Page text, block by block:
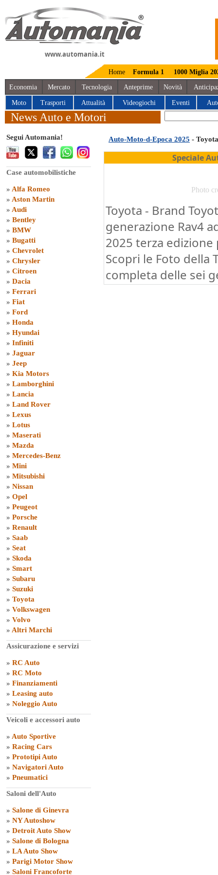
www.automania.it
Home Formula 1 1000 Miglia
Economia Mercato Tecnologia Anteprime Novità
Moto Trasporti Attualità Videogiochi Eventi
News Auto e Motori
Segui Automania!
Case automobilistiche
» Alfa Romeo
» Aston Martin
» Audi
» Bentley
» BMW
» Bugatti
» Chevrolet
» Chrysler
» Citroen
» Dacia
» Ferrari
» Fiat
» Ford
» Honda
» Hyundai
» Infiniti
» Jaguar
» Jeep
» Kia Motors
» Lamborghini
» Lancia
» Land Rover
» Lexus
» Lotus
» Maserati
» Mazda
» Mercedes-Benz
» Mini
» Mitsubishi
» Nissan
» Opel
» Peugeot
» Porsche
» Renault
» Saab
» Seat
» Skoda
» Smart
» Subaru
» Suzuki
» Toyota
» Volkswagen
» Volvo
» Altri Marchi
Assicurazione e servizi
» RC Auto
» RC Moto
» Finanziamenti
» Leasing auto
» Noleggio Auto
Veicoli e accessori auto
» Auto Sportive
» Racing Cars
» Prototipi Auto
» Navigatori Auto
» Pneumatici
Saloni dell'Auto
» Salone di Ginevra
» NY Autoshow
» Detroit Auto Show
» Salone di Bologna
» LA Auto Show
» Parigi Motor Show
» Saloni Francoforte
Auto-Moto-d-Epoca 2025 - Toyota
Speciale
Photo
Toyota - Brand
generazione Rav4
2025 terza
Scopri le Foto della
completa delle sei